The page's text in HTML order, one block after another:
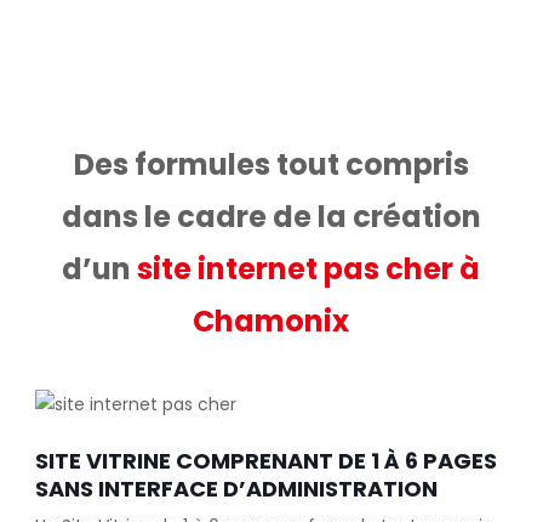
Des formules tout compris
dans le cadre de la création
d’unsite internet pas cher à
Chamonix
SITE VITRINE COMPRENANT DE 1 À 6 PAGES
SANS INTERFACE D’ADMINISTRATION